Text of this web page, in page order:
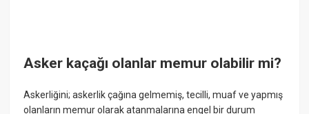
Asker kaçağı olanlar memur olabilir mi?
Askerliğini; askerlik çağına gelmemiş, tecilli, muaf ve yapmış
olanların memur olarak atanmalarına engel bir durum